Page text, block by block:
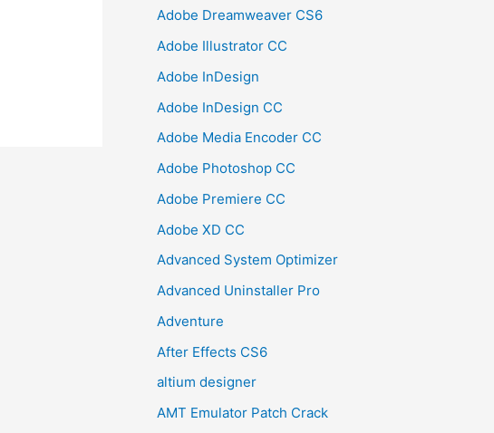
Adobe Dreamweaver CS6
Adobe Illustrator CC
Adobe InDesign
Adobe InDesign CC
Adobe Media Encoder CC
Adobe Photoshop CC
Adobe Premiere CC
Adobe XD CC
Advanced System Optimizer
Advanced Uninstaller Pro
Adventure
After Effects CS6
altium designer
AMT Emulator Patch Crack